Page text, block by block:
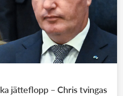
jätteflopp – Chris tvingas